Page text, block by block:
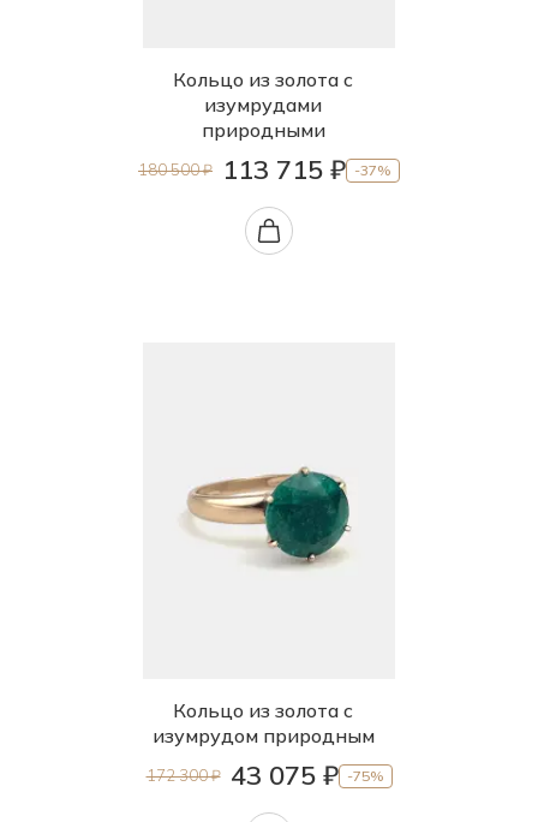
Кольцо из золота с
изумрудами
природными
180 500 ₽ 113 715 ₽ -37%
Кольцо из золота с
изумрудом природным
172 300 ₽ 43 075 ₽ -75%